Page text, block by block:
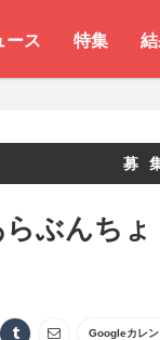
ース 特集
募
らぶんち
Googleカレ